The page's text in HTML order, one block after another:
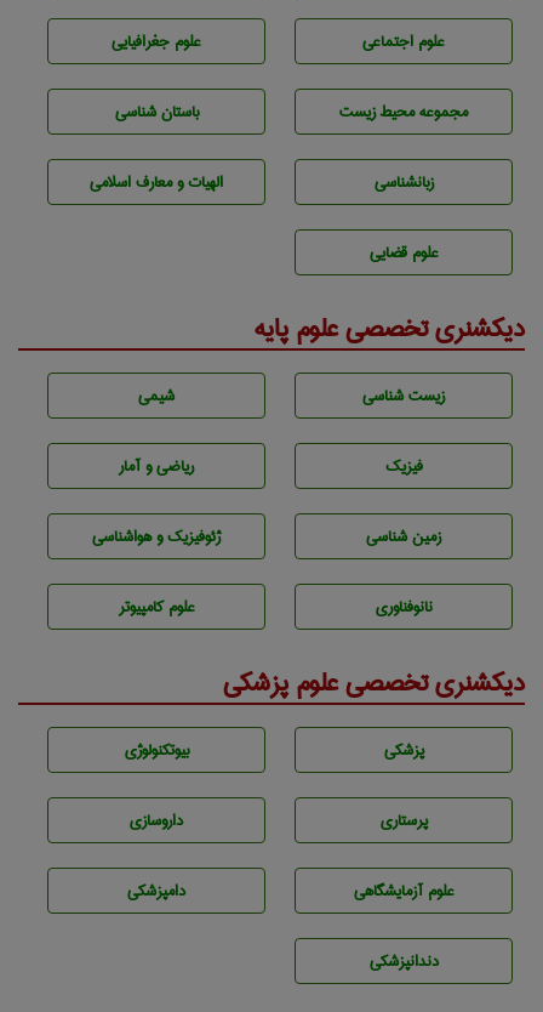
علوم اجتماعی علوم جغرافيايی
مجموعه محيط زيست باستان شناسی
زبانشناسی الهیات و معارف اسلامی
علوم قضایی
دیکشنری تخصصی علوم پایه
زيست شناسی شيمی
فیزیک ریاضی و آمار
زمين شناسی ژئوفيزيك و هواشناسی
نانوفناوری علوم کامپیوتر
دیکشنری تخصصی علوم پزشکی
پزشكی بيوتكنولوژی
پرستاری داروسازی
علوم آزمايشگاهی دامپزشكی
دندانپزشكی